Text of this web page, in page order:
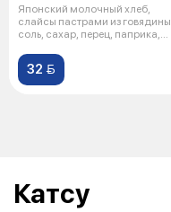
Японский молочный хлеб,
слайсы пастрами из говядины,
соль, сахар, перец, паприка,
32 
Катсу